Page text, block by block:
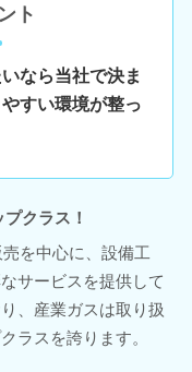
ト
なら当社で決ま
すい環境が整っ
クラス！
を中心に、設備工
サービスを提供して
、産業ガスは取り扱
ラスを誇ります。